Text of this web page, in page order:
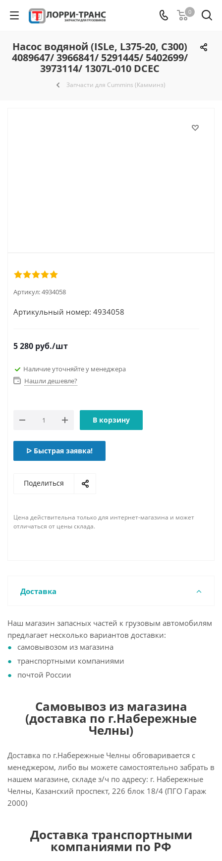
0
Насос водяной (ISLe, L375-20, C300)
4089647/ 3966841/ 5291445/ 5402699/
3973114/ 1307L-010 DCEC
Запчасти для Cummins (Камминз)
Артикул:4934058
Артикульный номер: 4934058
5 280 руб./шт
Наличие уточняйте у менеджера
Нашли дешевле?
В корзину
ᐅ Быстрая заявка!
Поделиться
Цена действительна только для интернет-магазина и может
отличаться от цены склада.
Доставка
Наш магазин запасных частей к грузовым автомобилям
предлагает несколько вариантов доставки:
самовывозом из магазина
транспортными компаниями
почтой России
Самовывоз из магазина
(доставка по г.Набережные
Челны)
Доставка по г.Набережные Челны обговаривается с
менеджером, либо вы можете самостоятельно забрать в
нашем магазине, складе з/ч по адресу: г. Набережные
Челны, Казанский проспект, 226 блок 18/4 (ПГО Гараж
2000)
Доставка транспортными
компаниями по РФ